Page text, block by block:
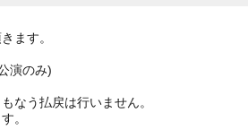
ます。
演のみ)
なう払戻は行いません。
。